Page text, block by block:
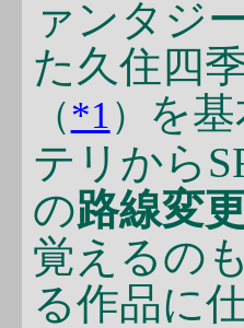
ァンタジ
た久住四
（*1 ）
を
テリから
の路線変
覚えるの
る作品に